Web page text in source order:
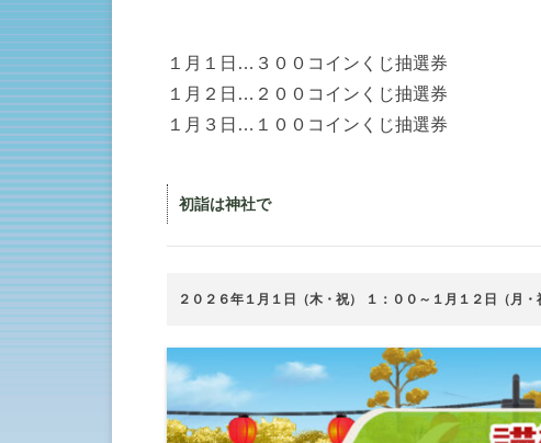
１月１日…３００コインくじ抽選券
１月２日…２００コインくじ抽選券
１月３日…１００コインくじ抽選券
初詣は神社で
２０２６年１月１日（木・祝） １：００～１月１２日（月